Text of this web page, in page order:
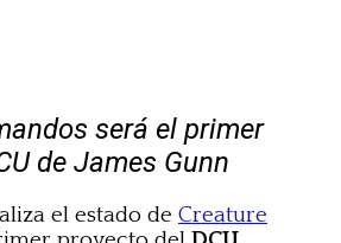
será el primer
de James Gunn
el estado de Creature